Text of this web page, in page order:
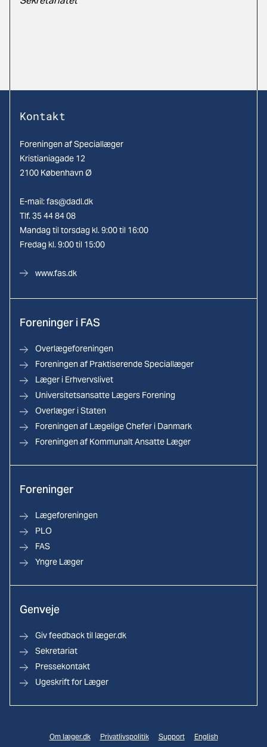
Kontakt
Foreningen af Speciallæger
Kristianiagade 12
2100 København Ø
E-mail:fas@dadl.dk
Tlf. 35 44 84 08
Mandag til torsdag kl. 9:00 til 16:00
Fredag kl. 9:00 til 15:00
www.fas.dk
Foreninger i FAS
Overlægeforeningen
Foreningen af Praktiserende Speciallæger
Læger i Erhvervslivet
Universitetsansatte Lægers Forening
Overlæger i Staten
Foreningen af Lægelige Chefer i Danmark
Foreningen af Kommunalt Ansatte Læger
Foreninger
Lægeforeningen
PLO
FAS
Yngre Læger
Genveje
Giv feedback til læger.dk
Sekretariat
Pressekontakt
Ugeskrift for Læger
Om læger.dk Privatlivspolitik Support English